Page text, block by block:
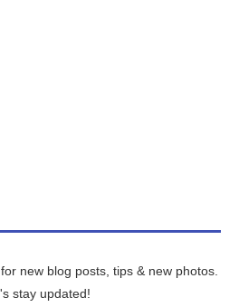
new blog posts, tips & new photos.
stay updated!